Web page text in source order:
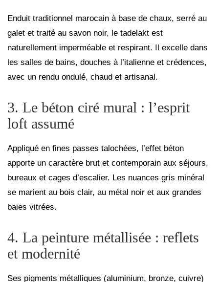
Enduit traditionnel marocain à base de chaux, serré au
galet et traité au savon noir, le tadelakt est
naturellement imperméable et respirant. Il excelle dans
les salles de bains, douches à l’italienne et crédences,
avec un rendu ondulé, chaud et artisanal.
3. Le béton ciré mural : l’esprit
loft assumé
Appliqué en fines passes talochées, l’effet béton
apporte un caractère brut et contemporain aux séjours,
bureaux et cages d’escalier. Les nuances gris minéral
se marient au bois clair, au métal noir et aux grandes
baies vitrées.
4. La peinture métallisée : reflets
et modernité
Ses pigments métalliques (aluminium, bronze, cuivre)